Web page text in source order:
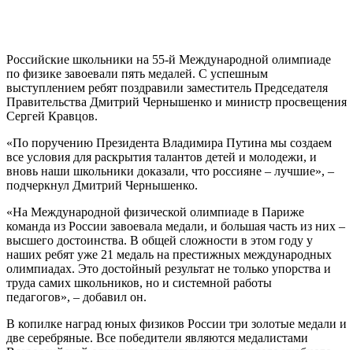
Российские школьники на 55-й Международной олимпиаде
по физике завоевали пять медалей. С успешным
выступлением ребят поздравили заместитель Председателя
Правительства Дмитрий Чернышенко и министр просвещения
Сергей Кравцов.
«По поручению Президента Владимира Путина мы создаем
все условия для раскрытия талантов детей и молодежи, и
вновь наши школьники доказали, что россияне – лучшие», –
подчеркнул Дмитрий Чернышенко.
«На Международной физической олимпиаде в Париже
команда из России завоевала медали, и большая часть из них –
высшего достоинства. В общей сложности в этом году у
наших ребят уже 21 медаль на престижных международных
олимпиадах. Это достойный результат не только упорства и
труда самих школьников, но и системной работы
педагогов», – добавил он.
В копилке наград юных физиков России три золотые медали и
две серебряные. Все победители являются медалистами